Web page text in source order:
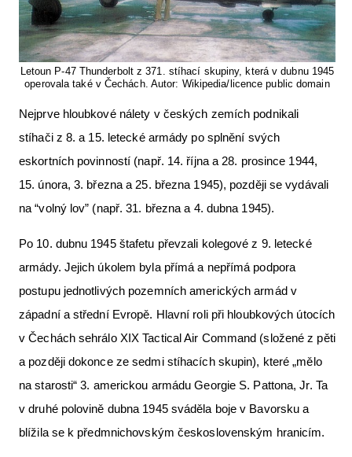
Letoun P-47 Thunderbolt z 371. stíhací skupiny, která v dubnu 1945
operovala také v Čechách. Autor: Wikipedia/licence public domain
Nejprve hloubkové nálety v českých zemích podnikali
stíhači z 8. a 15. letecké armády po splnění svých
eskortních povinností (např. 14. října a 28. prosince 1944,
15. února, 3. března a 25. března 1945), později se vydávali
na “volný lov” (např. 31. března a 4. dubna 1945).
Po 10. dubnu 1945 štafetu převzali kolegové z 9. letecké
armády. Jejich úkolem byla přímá a nepřímá podpora
postupu jednotlivých pozemních amerických armád v
západní a střední Evropě. Hlavní roli při hloubkových útocích
v Čechách sehrálo XIX Tactical Air Command (složené z pěti
a později dokonce ze sedmi stíhacích skupin), které „mělo
na starosti“ 3. americkou armádu Georgie S. Pattona, Jr. Ta
v druhé polovině dubna 1945 sváděla boje v Bavorsku a
blížila se k předmnichovským československým hranicím.